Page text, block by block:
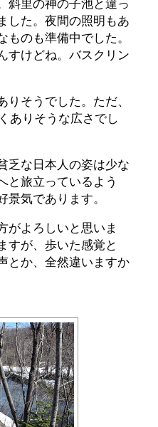
斜里の神の子池と違っ
した。夜間の照明もあ
ものも準備中でした。
すけどね。バスクリン
そうでした。ただ、
ありそうな広さでし
乏な日本人の姿は少な
と旅立っているよう
景気であります。
がよろしいと思いま
すが、歩いた感覚と
とか、全然違いますか